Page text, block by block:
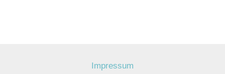
Impressum